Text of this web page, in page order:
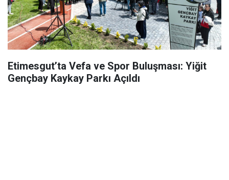
Etimesgut’ta Vefa ve Spor Buluşması: Yiğit
Gençbay Kaykay Parkı Açıldı